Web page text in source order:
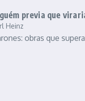
previa que
Heinz
obras que